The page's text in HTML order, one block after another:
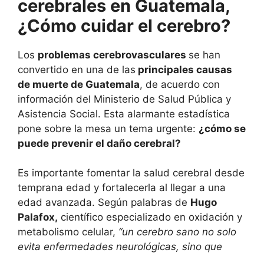
cerebrales en Guatemala,
¿Cómo cuidar el cerebro?
Los problemas cerebrovasculares se han
convertido en una de las principales causas
de muerte de Guatemala, de acuerdo con
información del Ministerio de Salud Pública y
Asistencia Social. Esta alarmante estadística
pone sobre la mesa un tema urgente: ¿cómo se
puede prevenir el daño cerebral?
Es importante fomentar la salud cerebral desde
temprana edad y fortalecerla al llegar a una
edad avanzada. Según palabras de Hugo
Palafox, científico especializado en oxidación y
metabolismo celular, “un cerebro sano no solo
evita enfermedades neurológicas, sino que